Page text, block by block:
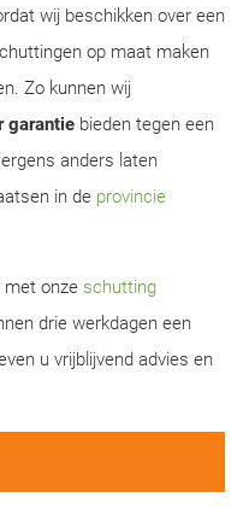
wij beschikken over een
op maat maken
Zo kunnen wij
garantie bieden tegen een
anders laten
in de provincie
met onze schutting
drie werkdagen een
u vrijblijvend advies en